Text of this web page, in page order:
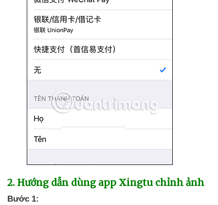
2. Hướng dẫn dùng app Xingtu chỉnh ảnh
Bước 1: